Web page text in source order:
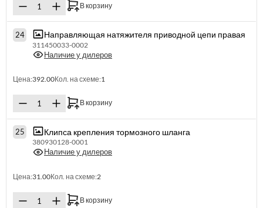
В корзину
24 Направляющая натяжителя приводной цепи правая
311450033-0002
Наличие у дилеров
Цена:392.00Кол. на схеме:1
В корзину
25 Клипса крепления тормозного шланга
380930128-0001
Наличие у дилеров
Цена:31.00Кол. на схеме:2
В корзину